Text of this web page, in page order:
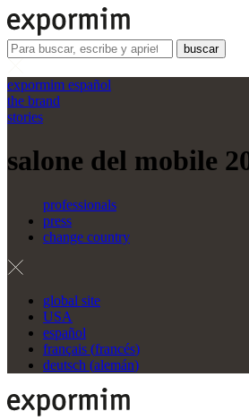
buscar
expormim español
the brand
stories
salone del mobile
professionals
press
change country
global site
USA
español
français (francés)
deutsch (alemán)